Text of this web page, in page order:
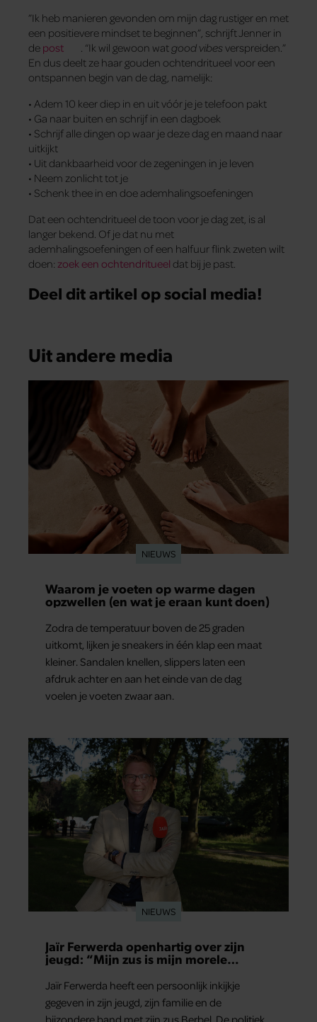
”Ik heb manieren gevonden om mijn dag rustiger en met
een positievere mindset te beginnen”, schrijft Jenner in
de post . “Ik wil gewoon watgood vibesverspreiden.”
En dus deelt ze haar gouden ochtendritueel voor een
ontspannen begin van de dag, namelijk:
• Adem 10 keer diep in en uit vóór je je telefoon pakt
• Ga naar buiten en schrijf in een dagboek
• Schrijf alle dingen op waar je deze dag en maand naar
uitkijkt
• Uit dankbaarheid voor de zegeningen in je leven
• Neem zonlicht tot je
• Schenk thee in en doe ademhalingsoefeningen
Dat een ochtendritueel de toon voor je dag zet, is al
langer bekend. Of je dat nu met
ademhalingsoefeningen of een halfuur flink zweten wilt
doen: zoek een ochtendritueel dat bij je past.
Deel dit artikel op social media!
Uit andere media
NIEUWS
Waarom je voeten op warme dagen
opzwellen (en wat je eraan kunt doen)
Zodra de temperatuur boven de 25 graden
uitkomt, lijken je sneakers in één klap een maat
kleiner. Sandalen knellen, slippers laten een
afdruk achter en aan het einde van de dag
voelen je voeten zwaar aan.
NIEUWS
Jaïr Ferwerda openhartig over zijn
jeugd: “Mijn zus is mijn morele
Jaïr Ferwerda heeft een persoonlijk inkijkje
gegeven in zijn jeugd, zijn familie en de